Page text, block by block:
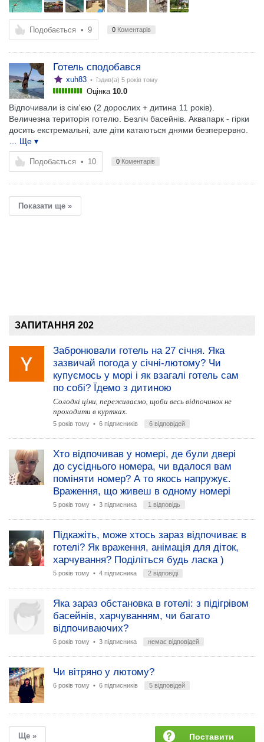
Подобається • 9 0 Коментарів
Готель сподобався
xuh83 • їздив(а) 5 років тому
Оцінка 10.0
Відпочивали із сім'єю (2 дорослих + дитина 11 років).
Величезна територія готелю. Безліч басейнів. Аквапарк - гірки
досить екстремальні, але діти катаються днями безперервно.
… Ще ▾
Подобається • 10 0 Коментарів
Показати ще »
ЗАПИТАННЯ 202
Забронювали готель на 27 січня. Яка
зазвичай погода у січні-лютому? Чи
купуємось у морі і як взагалі готель сам
по собі? Їдемо з дитиною
Солодкі ціни, переживаємо, щоби весь відпочинок не
проходити в куртках.
5 років тому • 6 підписників 6 відповідей
Хто відпочивав у номері, де були двері
до сусіднього номера, чи вдалося вам
поміняти номер? А то якось напружує.
Враження, що живеш в одному номері
5 років тому • 3 підписника 1 відповідь
Підкажіть, може хтось зараз відпочиває в
готелі? Як враження, анімація для діток,
харчування? Поділіться будь ласка )
5 років тому • 4 підписника 2 відповіді
Яка зараз обстановка в готелі: з підігрівом
басейнів, харчуванням, чи багато
відпочиваючих?
6 років тому • 3 підписника немає відповідей
Чи вітряно у лютому?
6 років тому • 6 підписників 5 відповідей
Ще »
Поставити